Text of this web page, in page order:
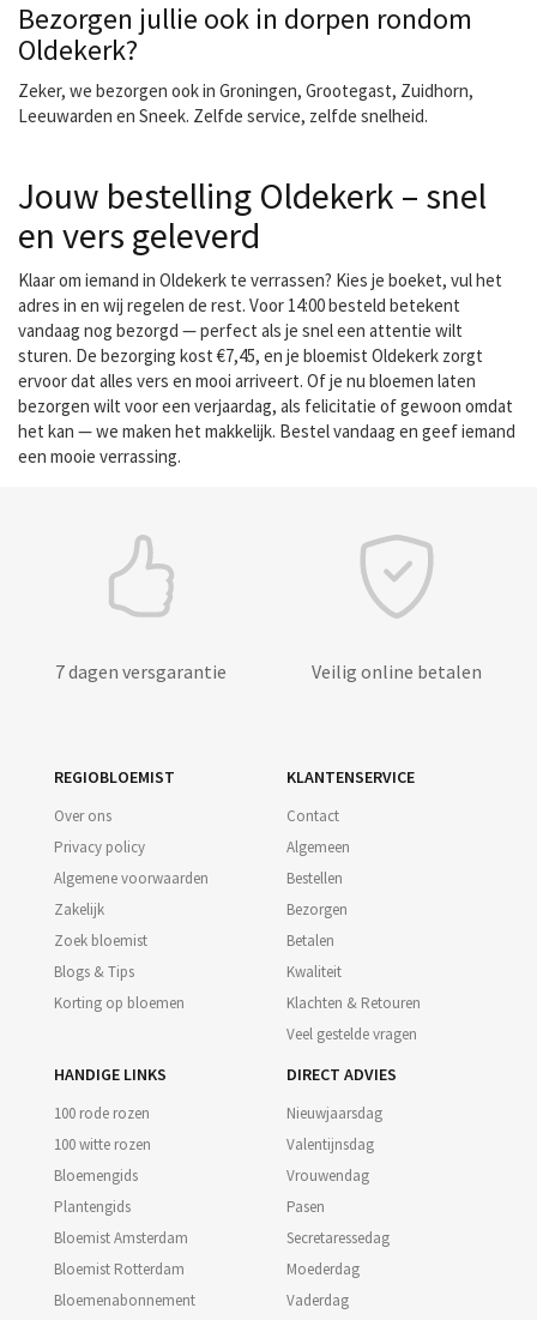
Bezorgen jullie ook in dorpen rondom
Oldekerk?
Zeker, we bezorgen ook in Groningen, Grootegast, Zuidhorn,
Leeuwarden en Sneek. Zelfde service, zelfde snelheid.
Jouw bestelling Oldekerk – snel
en vers geleverd
Klaar om iemand in Oldekerk te verrassen? Kies je boeket, vul het
adres in en wij regelen de rest. Voor 14:00 besteld betekent
vandaag nog bezorgd — perfect als je snel een attentie wilt
sturen. De bezorging kost €7,45, en je bloemist Oldekerk zorgt
ervoor dat alles vers en mooi arriveert. Of je nu bloemen laten
bezorgen wilt voor een verjaardag, als felicitatie of gewoon omdat
het kan — we maken het makkelijk. Bestel vandaag en geef iemand
een mooie verrassing.
7 dagen versgarantie Veilig online betalen
REGIOBLOEMIST
Over ons
Privacy policy
Algemene voorwaarden
Zakelijk
Zoek bloemist
Blogs & Tips
Korting op bloemen
KLANTENSERVICE
Contact
Algemeen
Bestellen
Bezorgen
Betalen
Kwaliteit
Klachten & Retouren
Veel gestelde vragen
HANDIGE LINKS
100 rode rozen
100 witte rozen
Bloemengids
Plantengids
Bloemist Amsterdam
Bloemist Rotterdam
Bloemenabonnement
DIRECT ADVIES
Nieuwjaarsdag
Valentijnsdag
Vrouwendag
Pasen
Secretaressedag
Moederdag
Vaderdag